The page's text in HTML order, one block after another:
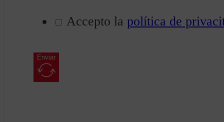
Accepto la política de
Enviar